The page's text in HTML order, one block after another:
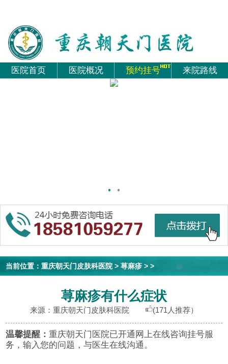
医院首页 医院概况 预约挂号 来院路线
当前位置：重庆朝天门皮肤科医院>荨麻疹 > >
荨麻疹有什么症状
来源：重庆朝天门皮肤科医院 (171人推荐）
温馨提醒：重庆朝天门医院已开通网上在线咨询挂号服
务，输入您的问题，与医生在线沟通。